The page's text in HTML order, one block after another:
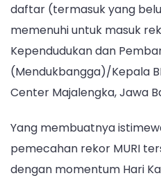
daftar (termasuk yang
memenuhi untuk masuk
Kependudukan dan
(Mendukbangga)/Kepala
Center Majalengka, Jawa
Yang membuatnya
pemecahan rekor MURI
dengan momentum Hari